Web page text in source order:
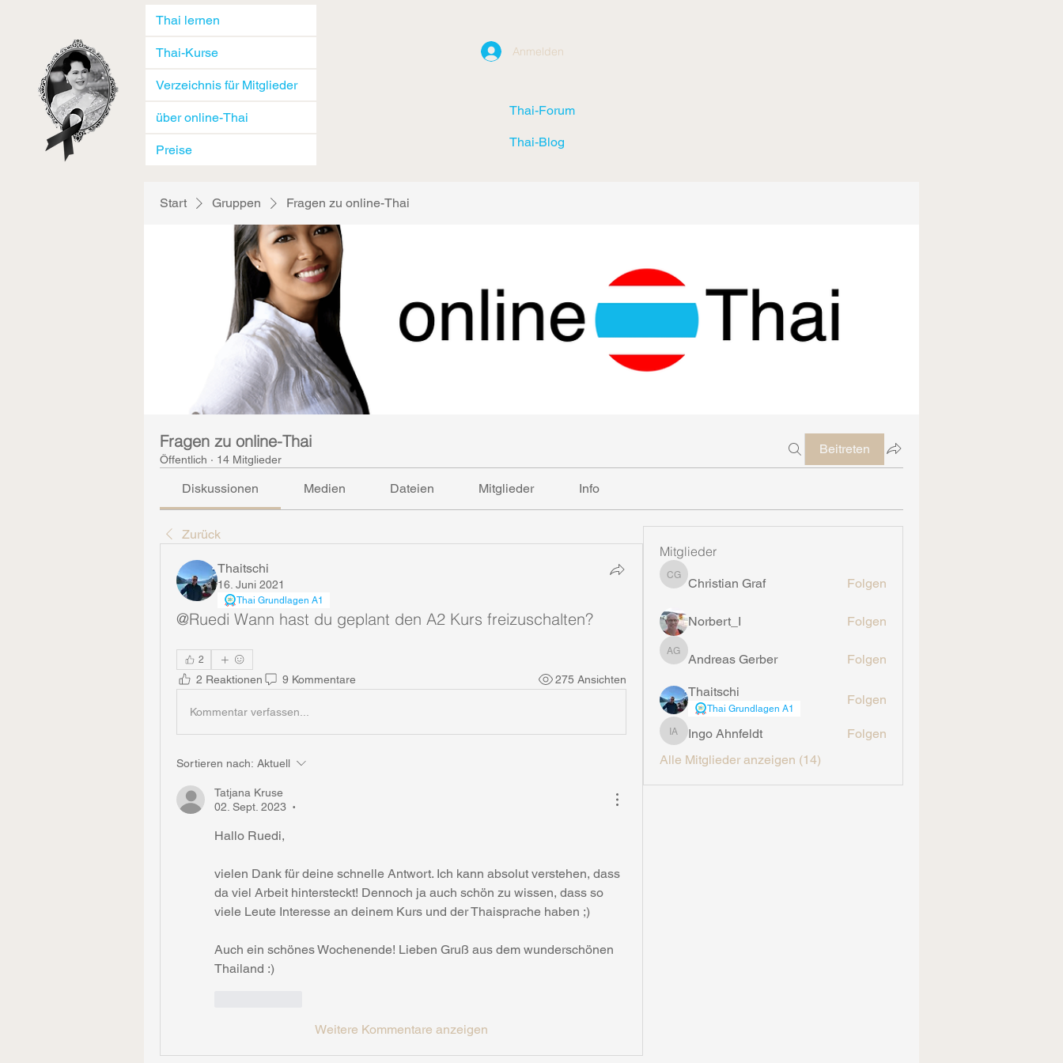
Thai lernen
Thai-Kurse
Verzeichnis für Mitglieder
über online-Thai
Preise
Thai-Blog
Anmelden
Thai-Forum
Start Gruppen Fragen zu online-Thai
Fragen zu online-Thai
Öffentlich · 14 Mitglieder
Beitreten
Diskussionen Medien Dateien Mitglieder Info
Zurück
Thaitschi
16. Juni 2021
Thai Grundlagen A1
@Ruedi Wann hast du geplant den A2 Kurs freizuschalten?
2
2 Reaktionen 9 Kommentare 275 Ansichten
Kommentar verfassen...
Sortieren nach: Aktuell
Tatjana Kruse
02. Sept. 2023
•
Hallo Ruedi,
vielen Dank für deine schnelle Antwort. Ich kann absolut verstehen, dass
da viel Arbeit hintersteckt! Dennoch ja auch schön zu wissen, dass so
viele Leute Interesse an deinem Kurs und der Thaisprache haben ;)
Auch ein schönes Wochenende! Lieben Gruß aus dem wunderschönen
Thailand :)
Weitere Kommentare anzeigen
Mitglieder
Christian Graf
Christian Graf Folgen
Norbert_I Folgen
Andreas Gerber
Andreas Gerber Folgen
Thaitschi
Thai Grundlagen A1
Folgen
Ingo Ahnfeldt
Ingo Ahnfeldt
Folgen
Alle Mitglieder anzeigen (14)